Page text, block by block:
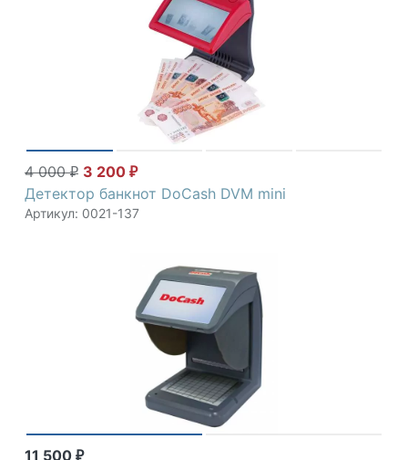
4 000₽ 3 200 ₽
Детектор банкнот DoCash DVM mini
Артикул: 0021-137
11 500 ₽